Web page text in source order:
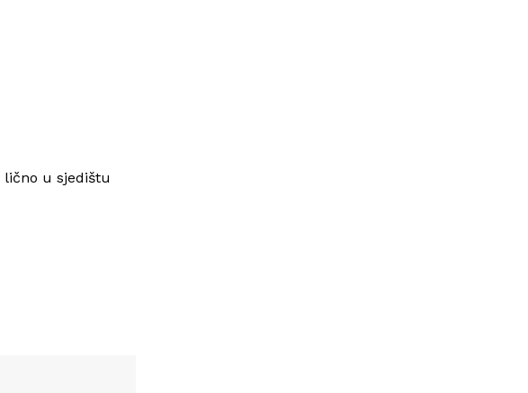
lično u sjedištu